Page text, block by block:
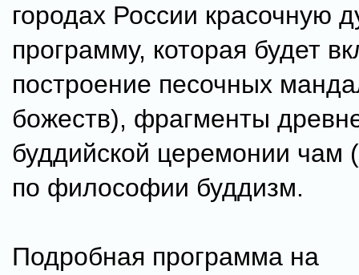
городах России красочную
программу, которая будет
построение песочных
божеств), фрагменты
буддийской церемонии чам
по философии буддизм.
Подробная программа на